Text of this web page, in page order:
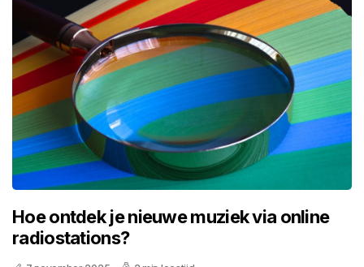
Hoe ontdek je nieuwe muziek via online
radiostations?